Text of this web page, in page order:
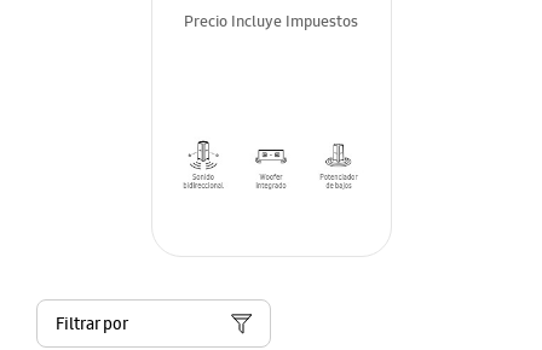
Precio Incluye Impuestos
Filtrar por